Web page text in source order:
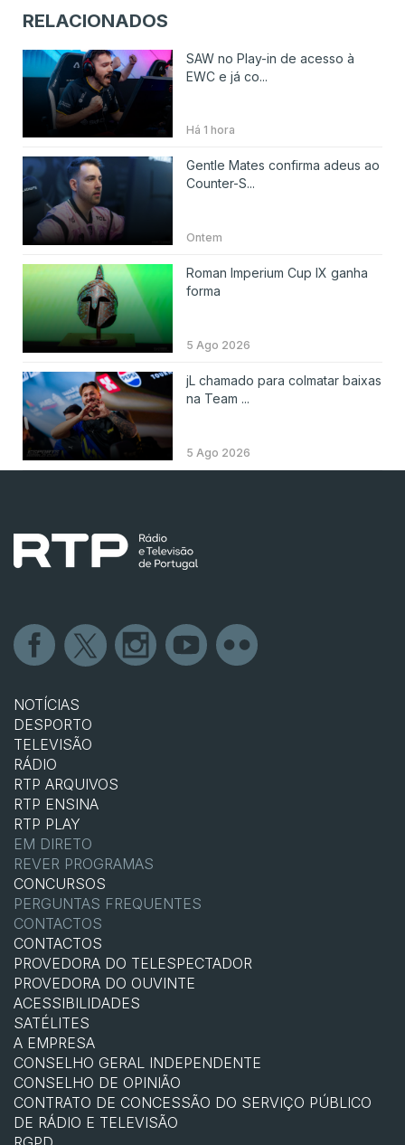
RELACIONADOS
SAW no Play-in de acesso à
EWC e já co...
Há 1 hora
Gentle Mates confirma adeus ao
Counter-S...
Ontem
Roman Imperium Cup IX ganha
forma
5 Ago 2026
jL chamado para colmatar baixas
na Team ...
5 Ago 2026
NOTÍCIAS
DESPORTO
TELEVISÃO
RÁDIO
RTP ARQUIVOS
RTP ENSINA
RTP PLAY
EM DIRETO
REVER PROGRAMAS
CONCURSOS
PERGUNTAS FREQUENTES
CONTACTOS
CONTACTOS
PROVEDORA DO TELESPECTADOR
PROVEDORA DO OUVINTE
ACESSIBILIDADES
SATÉLITES
A EMPRESA
CONSELHO GERAL INDEPENDENTE
CONSELHO DE OPINIÃO
CONTRATO DE CONCESSÃO DO SERVIÇO PÚBLICO
DE RÁDIO E TELEVISÃO